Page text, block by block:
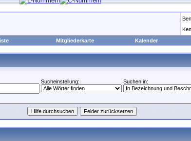
Mitgliederkarte Kalender
Sucheinstellung: Suchen in: